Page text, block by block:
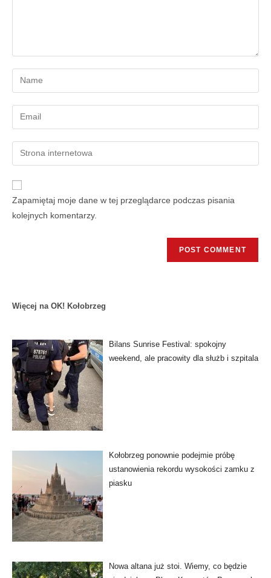
Zapamiętaj moje dane w tej przeglądarce podczas pisania
kolejnych komentarzy.
Więcej na OK! Kołobrzeg
Bilans Sunrise Festival: spokojny
weekend, ale pracowity dla służb i szpitala
Kołobrzeg ponownie podejmie próbę
ustanowienia rekordu wysokości zamku z
piasku
Nowa altana już stoi. Wiemy, co będzie